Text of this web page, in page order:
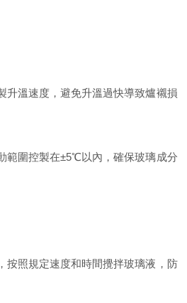
溫速度，避免升溫過快導致爐襯損
圍控製在±5℃以內，確保玻璃成分
照規定速度和時間攪拌玻璃液，防